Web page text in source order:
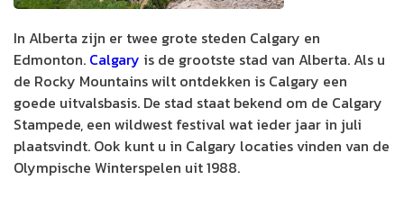
In Alberta zijn er twee grote steden Calgary en
Edmonton. Calgary is de grootste stad van Alberta. Als u
de Rocky Mountains wilt ontdekken is Calgary een
goede uitvalsbasis. De stad staat bekend om de Calgary
Stampede, een wildwest festival wat ieder jaar in juli
plaatsvindt. Ook kunt u in Calgary locaties vinden van de
Olympische Winterspelen uit 1988.